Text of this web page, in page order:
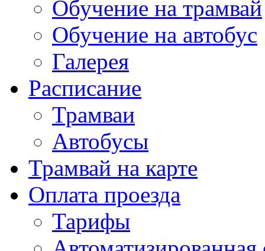
Обучение на трамвай
Обучение на автобус
Галерея
Расписание
Трамваи
Автобусы
Трамвай на карте
Оплата проезда
Тарифы